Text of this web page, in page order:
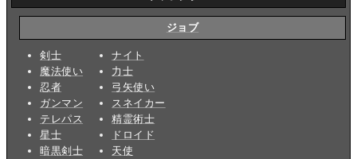
ジョブ
剣士
魔法使い
忍者
ガンマン
テレパス
星士
暗黒剣士
ナイト
力士
弓矢使い
スネイカー
精霊術士
ドロイド
天使